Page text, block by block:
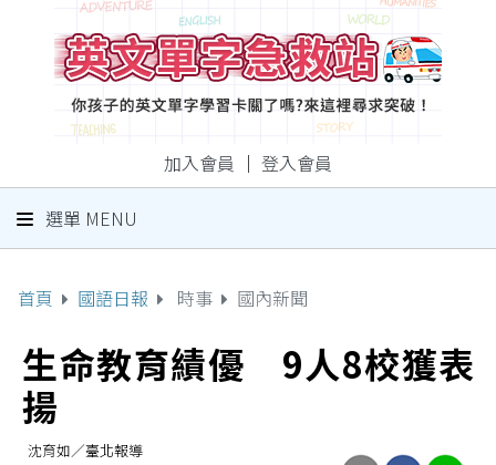
加入會員 ｜ 登入會員
選單 MENU
首頁 國語日報 時事 國內新聞
生命教育績優 9人8校獲表
揚
沈育如／臺北報導